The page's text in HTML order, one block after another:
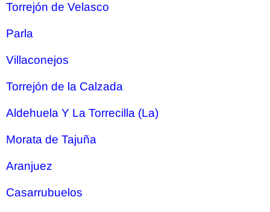
Torrejón de Velasco
Parla
Villaconejos
Torrejón de la Calzada
Aldehuela Y La Torrecilla (La)
Morata de Tajuña
Aranjuez
Casarrubuelos